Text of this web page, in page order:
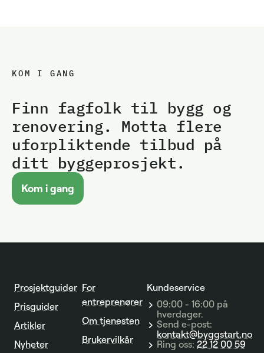
KOM I GANG
Finn fagfolk til bygg og
renovering. Motta flere
uforpliktende tilbud på
ditt byggeprosjekt.
Kom i gang
Prosjektguider
Prisguider
Artikler
Nyheter
For
entreprenører
Om tjenesten
Brukervilkår
Kundeservice
09:00 - 16:00 på
hverdager.
Send e-post:
kontakt@byggstart.no
Ring oss: 22 12 00 59